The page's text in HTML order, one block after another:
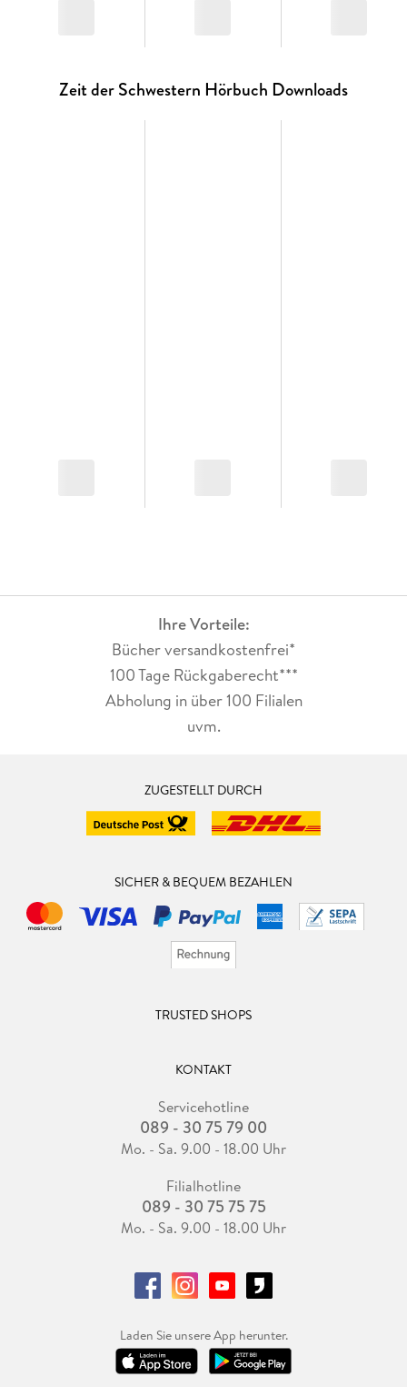
Zeit der Schwestern Hörbuch Downloads
Ihre Vorteile:
Bücher versandkostenfrei*
100 Tage Rückgaberecht***
Abholung in über 100 Filialen
uvm.
ZUGESTELLT DURCH
SICHER & BEQUEM BEZAHLEN
TRUSTED SHOPS
KONTAKT
Servicehotline
089 - 30 75 79 00
Mo. - Sa. 9.00 - 18.00 Uhr
Filialhotline
089 - 30 75 75 75
Mo. - Sa. 9.00 - 18.00 Uhr
Laden Sie unsere App herunter.